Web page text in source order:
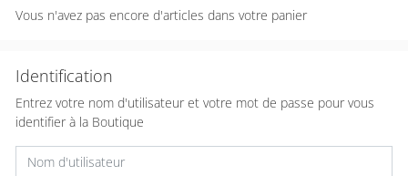
Vous n'avez pas encore d'articles dans votre panier
Identification
Entrez votre nom d'utilisateur et votre mot de passe pour vous
identifier à la Boutique